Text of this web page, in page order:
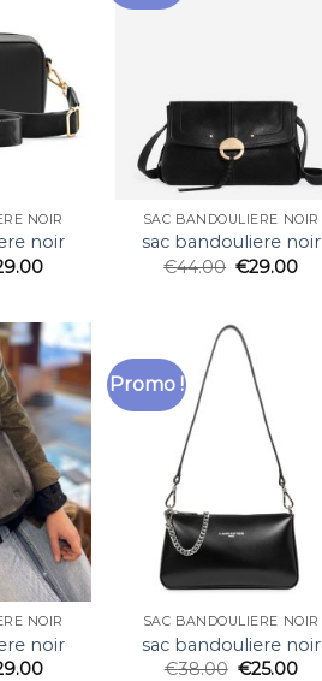
NOIR
noir
SAC BANDOULIERE NOIR
sac bandouliere noir
€44.00 €29.00
NOIR
noir
Promo !
SAC BANDOULIERE NOIR
sac bandouliere noir
€38.00 €25.00